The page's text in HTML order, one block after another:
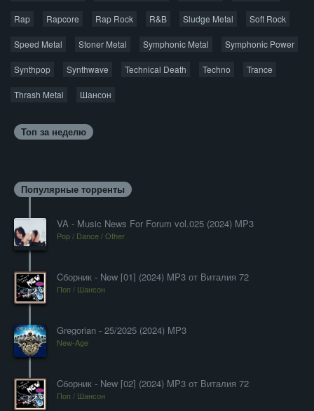
Rap Rapcore Rap Rock R&B Sludge Metal Soft Rock
Speed Metal Stoner Metal Symphonic Metal Symphonic Power
Synthpop Synthwave Technical Death Techno Trance
Thrash Metal Шансон
Топ за неделю
Популярные торренты
VA - Music News For Forum vol.025 (2024) MP3
Pop / Dance / Other
Cборник - New [01] (2024) MP3 от Виталия 72
Поп / Шансон
Gregorian - 25/2025 (2024) MP3
New-Age
Cборник - New [02] (2024) MP3 от Виталия 72
Поп / Шансон